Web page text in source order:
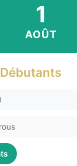
1
AOÛT